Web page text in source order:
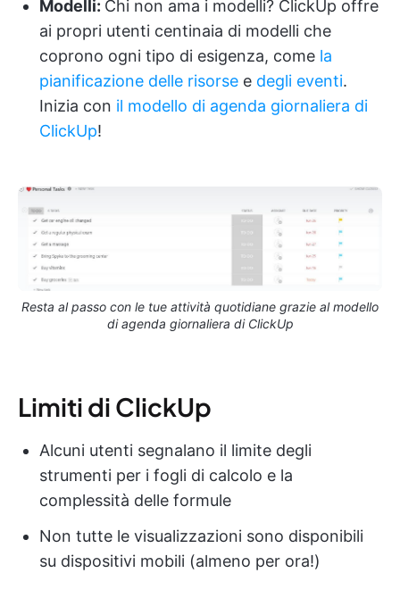
Modelli: Chi non ama i modelli? ClickUp offre
ai propri utenti centinaia di modelli che
coprono ogni tipo di esigenza, come la
pianificazione delle risorse e degli eventi.
Inizia con il modello di agenda giornaliera di
ClickUp!
Resta al passo con le tue attività quotidiane grazie al modello
di agenda giornaliera di ClickUp
Limiti di ClickUp
Alcuni utenti segnalano il limite degli
strumenti per i fogli di calcolo e la
complessità delle formule
Non tutte le visualizzazioni sono disponibili
su dispositivi mobili (almeno per ora!)